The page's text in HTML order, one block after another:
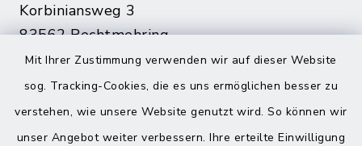
Mit Ihrer Zustimmung verwenden wir auf dieser Website
sog. Tracking-Cookies, die es uns ermöglichen besser zu
verstehen, wie unsere Website genutzt wird. So können wir
unser Angebot weiter verbessern. Ihre erteilte Einwilligung
Korbiniansweg 3
83562 Rechtmehring
08076 499
08076 8595
poststelle@vg-maitenbeth.de